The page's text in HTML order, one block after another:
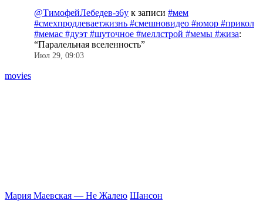
@ТимофейЛебедев-з6у к записи #мем
#смехпродлеваетжизнь #смешновидео #юмор #прикол
#мемас #дуэт #шуточное #меллстрой #мемы #жиза:
“Паралельная вселенность”
Июл 29, 09:03
movies
Мария Маевская — Не Жалею Шансон